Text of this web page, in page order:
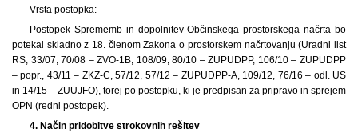
Vrsta postopka:
Postopek Sprememb in dopolnitev Občinskega prostorskega načrta bo
potekal skladno z 18. členom Zakona o prostorskem načrtovanju (Uradni list
RS, 33/07, 70/08 – ZVO-1B, 108/09, 80/10 – ZUPUDPP, 106/10 – ZUPUDPP
– popr., 43/11 – ZKZ-C, 57/12, 57/12 – ZUPUDPP-A, 109/12, 76/16 – odl. US
in 14/15 – ZUUJFO), torej po postopku, ki je predpisan za pripravo in sprejem
OPN (redni postopek).
4. Način pridobitve strokovnih rešitev